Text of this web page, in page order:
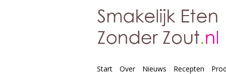
Start Over Nieuws Recepten